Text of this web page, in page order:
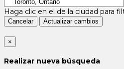
Haga clic en el de la ciudad para
Cancelar Actualizar cambios
×
Realizar nueva búsqueda